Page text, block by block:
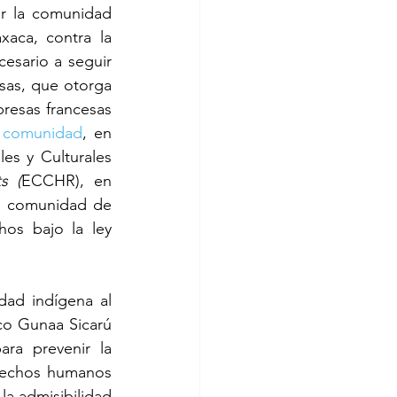
la comunidad
contra la
a seguir
que otorga
francesas
, en
y Culturales
(ECCHR), en
comunidad de
bajo la ley
indígena al
Gunaa Sicarú
prevenir la
humanos